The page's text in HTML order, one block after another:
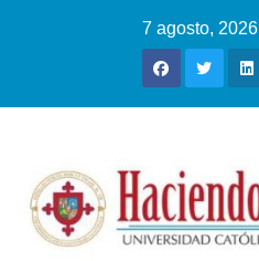
7 agosto, 2026